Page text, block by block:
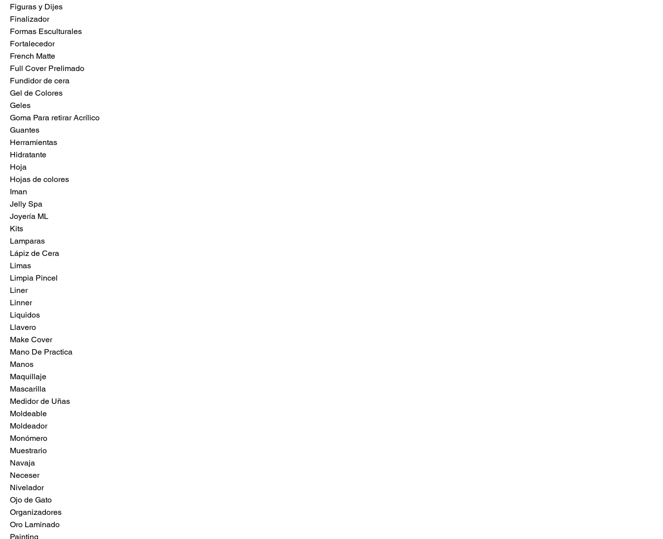
Figuras y Dijes
Finalizador
Formas Esculturales
Fortalecedor
French Matte
Full Cover Prelimado
Fundidor de cera
Gel de Colores
Geles
Goma Para retirar Acrílico
Guantes
Herramientas
Hidratante
Hoja
Hojas de colores
Iman
Jelly Spa
Joyería ML
Kits
Lamparas
Lápiz de Cera
Limas
Limpia Pincel
Liner
Linner
Liquidos
Llavero
Make Cover
Mano De Practica
Manos
Maquillaje
Mascarilla
Medidor de Uñas
Moldeable
Moldeador
Monómero
Muestrario
Navaja
Neceser
Nivelador
Ojo de Gato
Organizadores
Oro Laminado
Painting